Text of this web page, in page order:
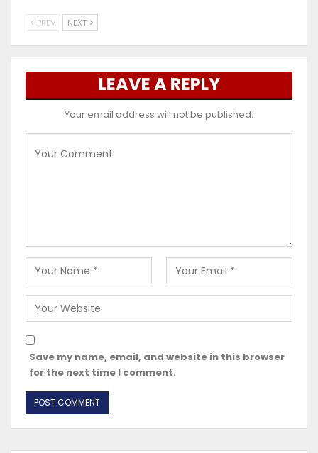
PREV NEXT
LEAVE A REPLY
Your email address will not be published.
Save my name, email, and website in this browser
for the next time I comment.